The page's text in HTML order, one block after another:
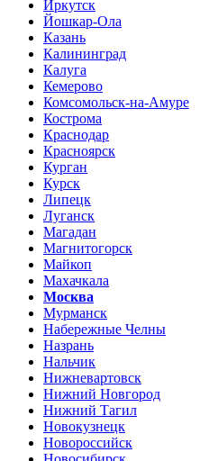
Иркутск
Йошкар-Ола
Казань
Калининград
Калуга
Кемерово
Комсомольск-на-Амуре
Кострома
Краснодар
Красноярск
Курган
Курск
Липецк
Луганск
Магадан
Магнитогорск
Майкоп
Махачкала
Москва
Мурманск
Набережные Челны
Назрань
Нальчик
Нижневартовск
Нижний Новгород
Нижний Тагил
Новокузнецк
Новороссийск